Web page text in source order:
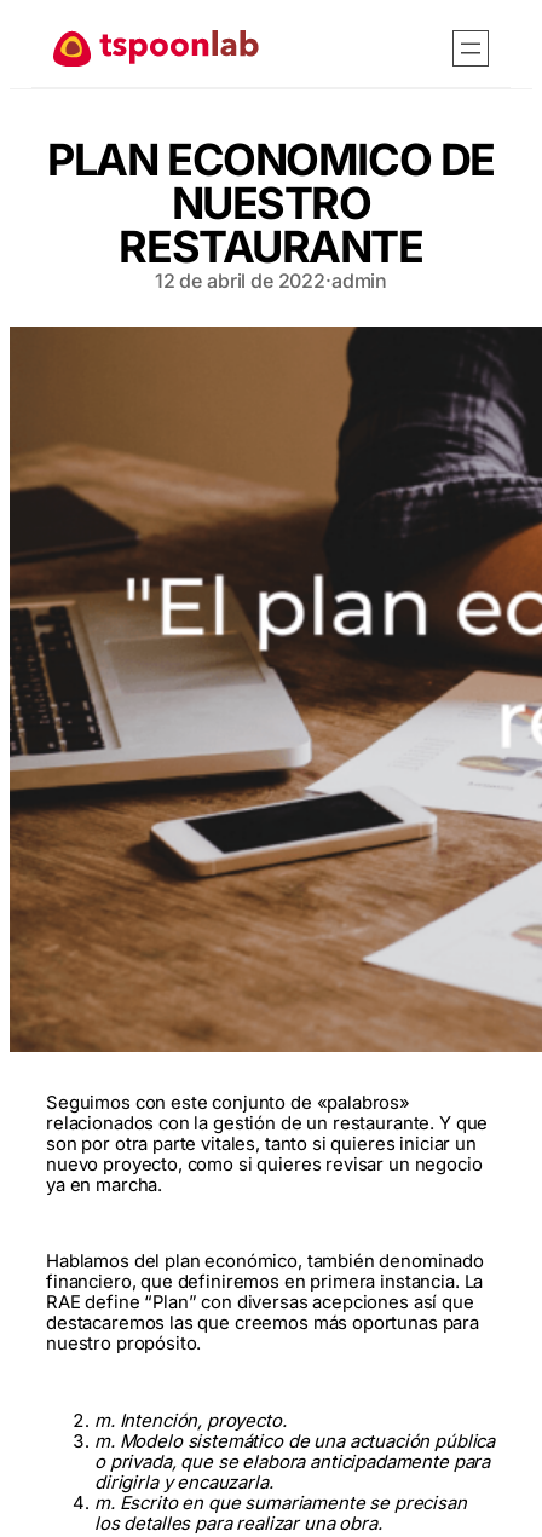
contenido
PLAN ECONOMICO DE
NUESTRO
RESTAURANTE
12 de abril de 2022·admin
Seguimos con este conjunto de «palabros»
relacionados con la gestión de un restaurante. Y que
son por otra parte vitales, tanto si quieres iniciar un
nuevo proyecto, como si quieres revisar un negocio
ya en marcha.
Hablamos del plan económico, también denominado
financiero, que definiremos en primera instancia. La
RAE define “Plan” con diversas acepciones así que
destacaremos las que creemos más oportunas para
nuestro propósito.
m. Intención, proyecto.
m. Modelo sistemático de una actuación pública
o privada, que se elabora anticipadamente para
dirigirla y encauzarla.
m. Escrito en que sumariamente se precisan
los detalles para realizar una obra.